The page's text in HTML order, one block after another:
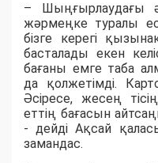
– Шыңғырлаудағы
жәрмеңке туралы
бізге керегі
басталады екен
бағаны емге таба
да қолжетімді.
Әсіресе, жесең
еттің бағасын
- дейді Ақсай
замандас.